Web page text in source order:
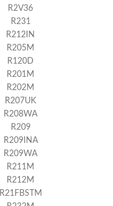
R2V36
R231
R212IN
R205M
R120D
R201M
R202M
R207UK
R208WA
R209
R209INA
R209WA
R211M
R212M
R21FBSTM